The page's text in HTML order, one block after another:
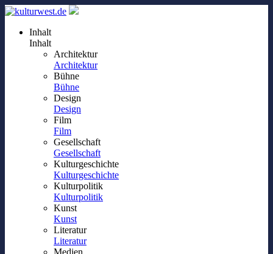
Inhalt
Inhalt
Architektur
Architektur
Bühne
Bühne
Design
Design
Film
Film
Gesellschaft
Gesellschaft
Kulturgeschichte
Kulturgeschichte
Kulturpolitik
Kulturpolitik
Kunst
Kunst
Literatur
Literatur
Medien